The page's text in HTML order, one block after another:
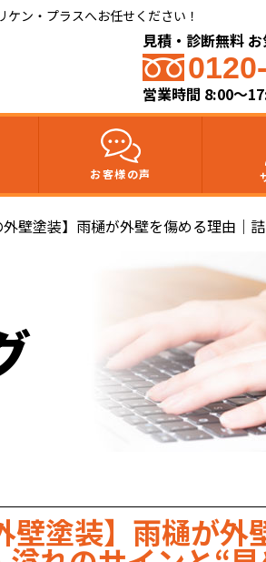
ン・プラスへお任せください！
見積・診断無料
営業時間 8:00〜
お客様の声
壁塗装】雨樋が外壁を傷める理由｜
壁塗装】雨樋が外